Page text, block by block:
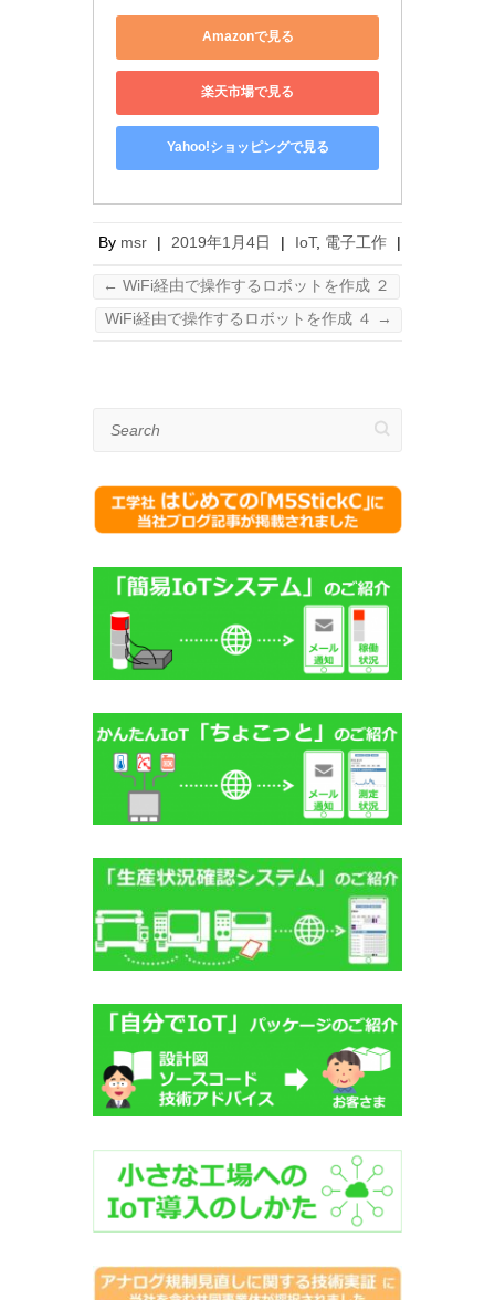
Amazonで見る
楽天市場で見る
Yahoo!ショッピングで見る
By msr | 2019年1月4日 | IoT, 電子工作 |
← WiFi経由で操作するロボットを作成 ２
WiFi経由で操作するロボットを作成 ４
→